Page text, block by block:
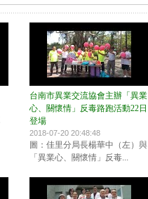
台南市異業交流協會主辦「異業
心、關懷情」反毒路跑活動22日
登場
2018-07-20 20:48:48
圖：佳里分局長楊華中（左）與
「異業心、關懷情」反毒...